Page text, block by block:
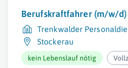
Berufskraftfahrer (m/w/d)
Trenkwalder
Stockerau
kein Lebenslauf nötig